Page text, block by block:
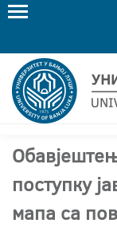
поступку
мапа са